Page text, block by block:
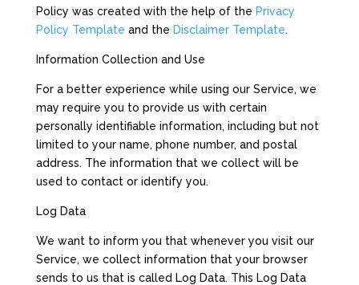
Policy was created with the help of the Privacy
Policy Template and the Disclaimer Template.
Information Collection and Use
For a better experience while using our Service, we
may require you to provide us with certain
personally identifiable information, including but not
limited to your name, phone number, and postal
address. The information that we collect will be
used to contact or identify you.
Log Data
We want to inform you that whenever you visit our
Service, we collect information that your browser
sends to us that is called Log Data. This Log Data